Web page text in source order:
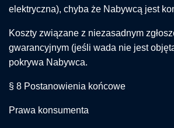
elektryczna), chyba że Nabywcą jest
Koszty związane z niezasadnym
gwarancyjnym (jeśli wada nie jest
pokrywa Nabywca.
§ 8 Postanowienia końcowe
Prawa konsumenta